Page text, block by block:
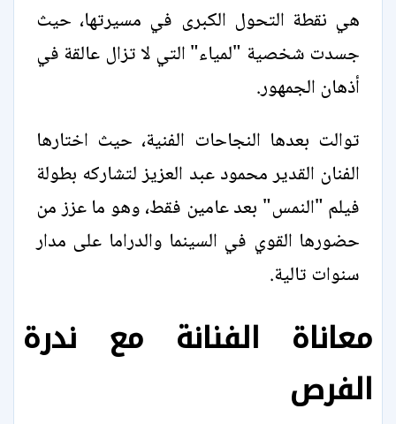
هي نقطة التحول الكبرى في مسيرتها، حيث
جسدت شخصية "لمياء" التي لا تزال عالقة في
أذهان الجمهور.
توالت بعدها النجاحات الفنية، حيث اختارها
الفنان القدير محمود عبد العزيز لتشاركه بطولة
فيلم "النمس" بعد عامين فقط، وهو ما عزز من
حضورها القوي في السينما والدراما على مدار
سنوات تالية.
معاناة الفنانة مع ندرة
الفرص